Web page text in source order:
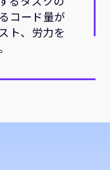
コード量が
ト、労力を